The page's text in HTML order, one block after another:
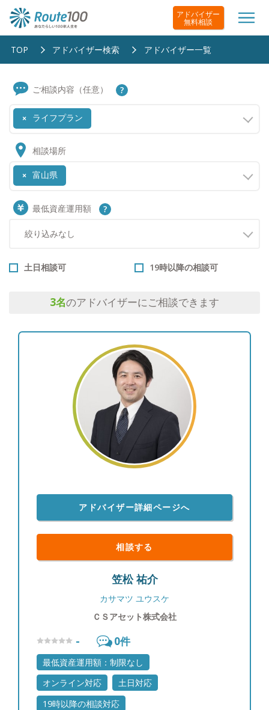
アドバイザー
無料相談
TOP アドバイザー検索 アドバイザー一覧
ご相談内容（任意）
× ライフプラン
相談場所
× 富山県
最低資産運用額
土日相談可 19時以降の相談可
3名のアドバイザーにご相談できます
アドバイザー詳細ページへ
相談する
笠松 祐介
カサマツ ユウスケ
ＣＳアセット株式会社
- 0件
最低資産運用額：制限なし
オンライン対応
土日対応
19時以降の相談対応